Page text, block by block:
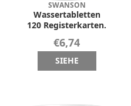
SWANSON
Wassertabletten
120 Registerkarten.
€6,74
SIEHE